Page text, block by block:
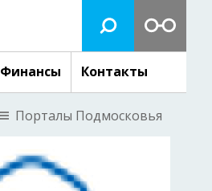
Финансы Контакты
Порталы Подмосковья